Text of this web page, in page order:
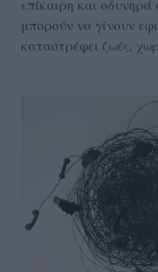
επίκαιρη και
μπορούν να γίνουν
καταστρέφει ζωές,